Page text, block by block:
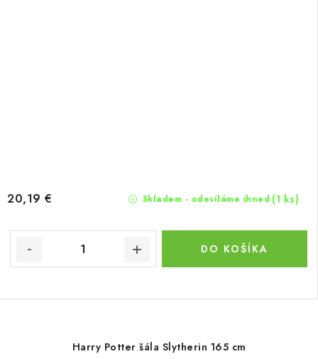
Skladem - odesíláme ihned (1 ks)
20,19 €
DO KOŠÍKA
Harry Potter šála Slytherin 165 cm